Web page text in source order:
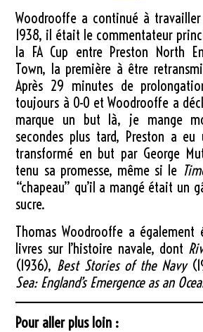
Woodrooffe a continué à
1938, il était le commentateur
la FA Cup entre Preston North
Town, la première à être
Après 29 minutes de
toujours à 0-0 et Woodrooffe a
marque un but là, je mange
secondes plus tard, Preston a
transformé en but par George
tenu sa promesse, même si le
“chapeau” qu’il a mangé était un
sucre.
Thomas Woodrooffe a également
livres sur l’histoire navale, dont
(1936), Best Stories of the Navy
Sea: England’s Emergence as an
Pour aller plus loin :